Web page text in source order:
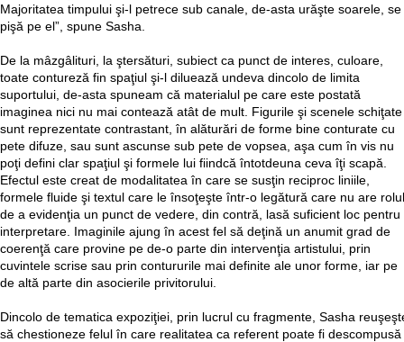
Majoritatea timpului şi-l petrece sub canale, de-asta urăşte soarele, se
pişă pe el”, spune Sasha.
De la mâzgâlituri, la ştersături, subiect ca punct de interes, culoare,
toate contureză fin spaţiul şi-l diluează undeva dincolo de limita
suportului, de-asta spuneam că materialul pe care este postată
imaginea nici nu mai contează atât de mult. Figurile şi scenele schiţate
sunt reprezentate contrastant, în alăturări de forme bine conturate cu
pete difuze, sau sunt ascunse sub pete de vopsea, aşa cum în vis nu
poţi defini clar spaţiul şi formele lui fiindcă întotdeuna ceva îţi scapă.
Efectul este creat de modalitatea în care se susţin reciproc liniile,
formele fluide şi textul care le însoţeşte într-o legătură care nu are rolul
de a evidenţia un punct de vedere, din contră, lasă suficient loc pentru
interpretare. Imaginile ajung în acest fel să deţină un anumit grad de
coerenţă care provine pe de-o parte din intervenţia artistului, prin
cuvintele scrise sau prin contururile mai definite ale unor forme, iar pe
de altă parte din asocierile privitorului.
Dincolo de tematica expoziţiei, prin lucrul cu fragmente, Sasha
să chestioneze felul în care realitatea ca referent poate fi descompusă